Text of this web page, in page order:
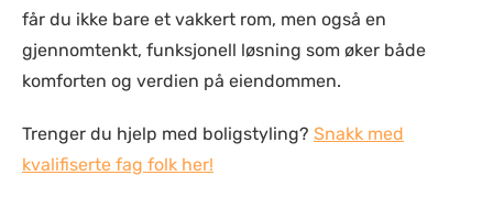
får du ikke bare et vakkert rom, men også en
gjennomtenkt, funksjonell løsning som øker både
komforten og verdien på eiendommen.
Trenger du hjelp med boligstyling? Snakk med
kvalifiserte fag folk her!